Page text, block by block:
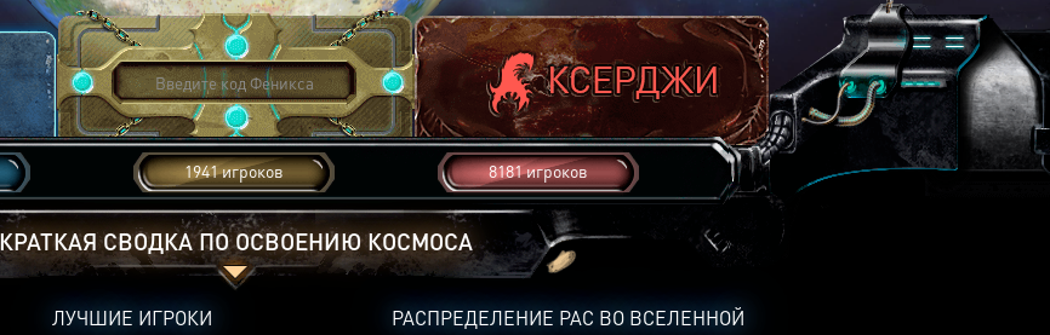
1941 игроков 8181 игроков
СВОДКА ПО ОСВОЕНИЮ КОСМОСА
РАСПРЕДЕЛЕНИЕ РАС ВО ВСЕЛЕННОЙ
ЛУЧШИЕ ИГРОКИ